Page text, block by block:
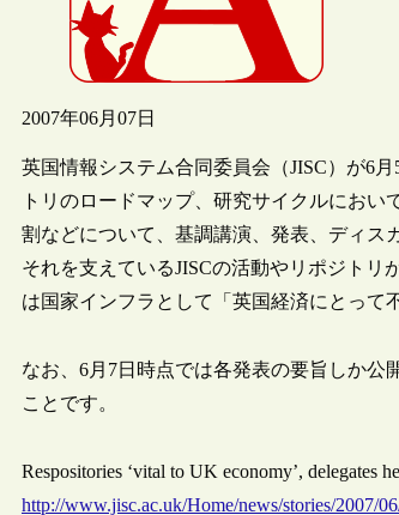
2007年06月07日
英国情報システム合同委員会（JISC）が6
トリのロードマップ、研究サイクルにお
割などについて、基調講演、発表、ディス
それを支えているJISCの活動やリポジトリ
は国家インフラとして「英国経済にとって
なお、6月7日時点では各発表の要旨しか公
ことです。
Respositories ‘vital to UK economy’, delegates
http://www.jisc.ac.uk/Home/news/stories/2007/